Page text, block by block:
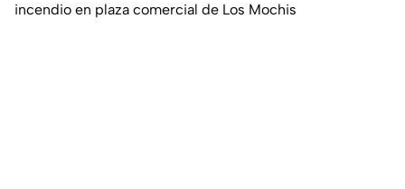
incendio en plaza comercial de Los Mochis